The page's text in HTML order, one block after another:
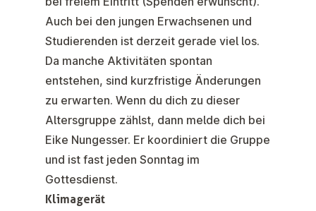
Auch bei den jungen Erwachsenen und
Studierenden ist derzeit gerade viel los.
Da manche Aktivitäten spontan
entstehen, sind kurzfristige Änderungen
zu erwarten. Wenn du dich zu dieser
Altersgruppe zählst, dann melde dich bei
Eike Nungesser. Er koordiniert die Gruppe
und ist fast jeden Sonntag im
Gottesdienst.
Klimagerät